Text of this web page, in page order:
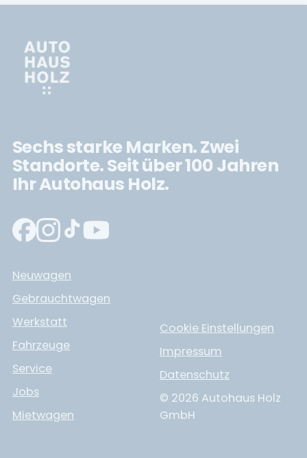
Sechs starke Marken. Zwei
Standorte. Seit über 100 Jahren
Ihr Autohaus Holz.
Neuwagen
Gebrauchtwagen
Werkstatt
Fahrzeuge
Service
Jobs
Mietwagen
Cookie Einstellungen
Impressum
Datenschutz
© 2026 Autohaus Holz
GmbH